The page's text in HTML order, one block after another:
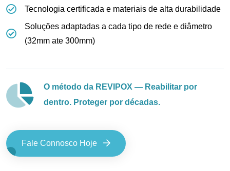
Tecnologia certificada e materiais de alta durabilidade
Soluções adaptadas a cada tipo de rede e diâmetro
(32mm ate 300mm)
O método da REVIPOX — Reabilitar por
dentro. Proteger por décadas.
Fale Connosco Hoje